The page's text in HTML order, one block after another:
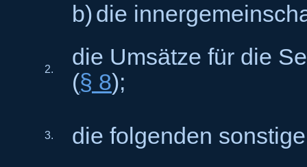
b)die
2.
die Umsätze für die
(§ 8);
3. die folgenden